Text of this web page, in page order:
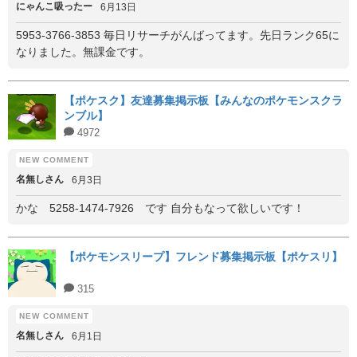
にゃんこ吸ったー 6月13日
5953-3766-3853 毎日リサーチがんばってます。先日ランク65に
なりました。無課金です。
【ポケスク】友達募集掲示板【みんなのポケモンスクラ
ンブル】
4972
名無しさん 6月3日
かな 5258-1474-7926 です 自分もなって欲しいです！
【ポケモンスリープ】フレンド募集掲示板【ポケスリ】
315
名無しさん 6月1日